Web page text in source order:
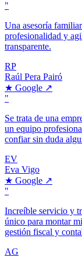
"
Una asesoría
profesionalidad y
transparente.
RP
Raúl Pera Pairó
★ Google ↗
"
Se trata de una
un equipo
confiar sin duda
EV
Eva Vigo
★ Google ↗
"
Increíble servicio y
único para montar
gestión fiscal y
AG